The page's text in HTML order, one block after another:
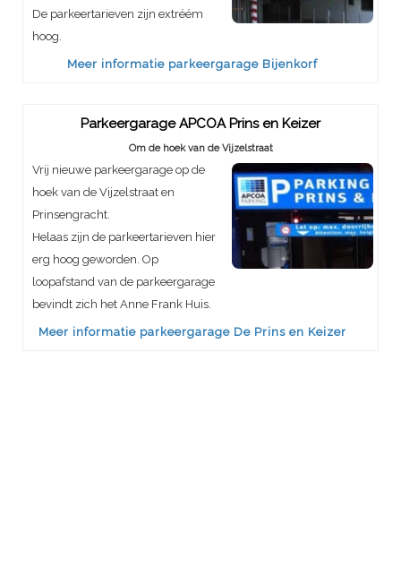
De parkeertarieven zijn extréém
hoog.
Meer informatie parkeergarage Bijenkorf
Parkeergarage APCOA Prins en Keizer
Om de hoek van de Vijzelstraat
Vrij nieuwe parkeergarage op de
hoek van de Vijzelstraat en
Prinsengracht.
Helaas zijn de parkeertarieven hier
erg hoog geworden. Op
loopafstand van de parkeergarage
bevindt zich het Anne Frank Huis.
Meer informatie parkeergarage De Prins en Keizer